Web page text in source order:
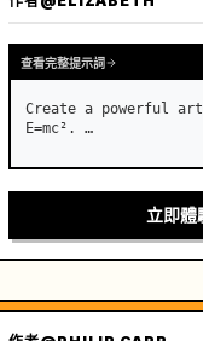
查看完整提示詞
Create a powerful
E=mc². …
立即體